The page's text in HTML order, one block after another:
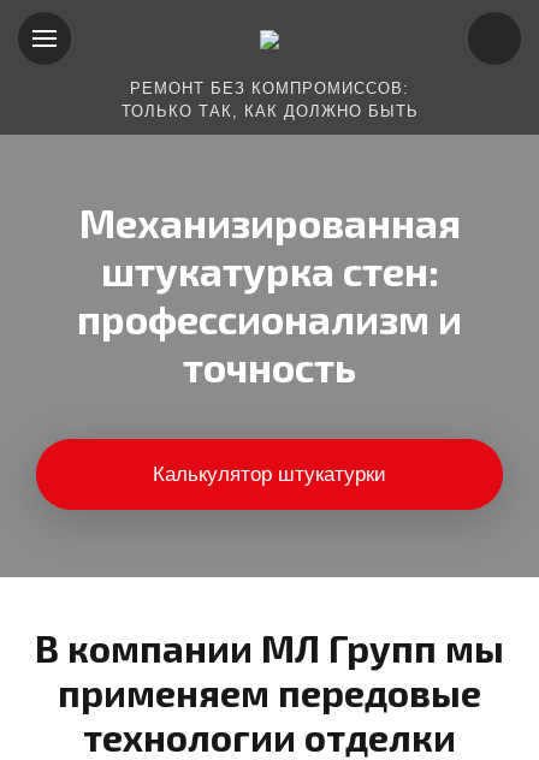
РЕМОНТ БЕЗ КОМПРОМИССОВ:
ТОЛЬКО ТАК, КАК ДОЛЖНО БЫТЬ
Механизированная
штукатурка стен:
профессионализм и
точность
Калькулятор штукатурки
В компании МЛ Групп мы
применяем передовые
технологии отделки